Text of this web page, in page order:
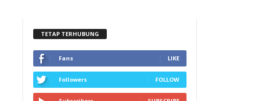
TETAP TERHUBUNG
Fans LIKE
Followers FOLLOW